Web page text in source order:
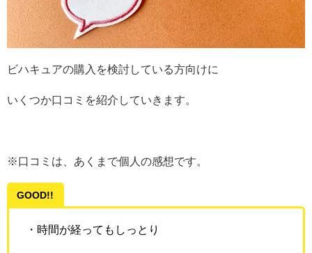
ビハキュアの購入を検討している方向けに
いくつか口コミを紹介していきます。
※口コミは、あくまで個人の感想です。
GOOD!!
・時間が経ってもしっとり